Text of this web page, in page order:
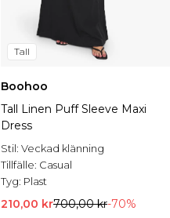
Tall
Boohoo
Tall Linen Puff Sleeve Maxi
Dress
Stil: Veckad klänning
Tillfälle: Casual
Tyg: Plast
210,00 kr700,00 kr-70%